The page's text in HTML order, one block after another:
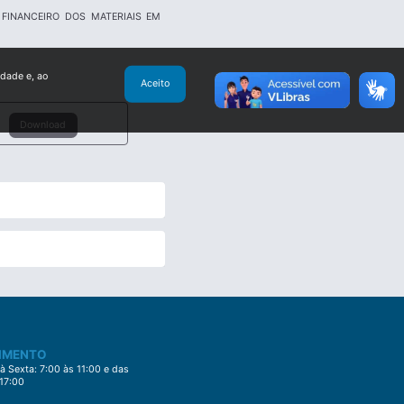
DOS MATERIAIS EM
Download
Sexta: 7:00 às 11:00 e das
e, ao
Aceito